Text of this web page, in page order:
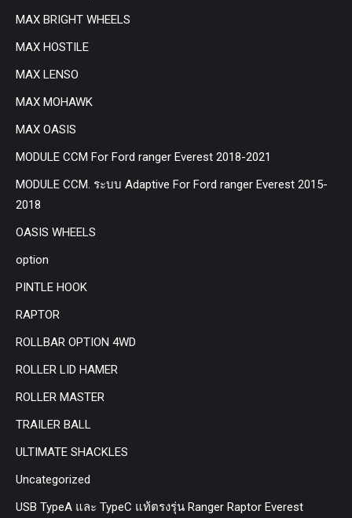
MAX BRIGHT WHEELS
MAX HOSTILE
MAX LENSO
MAX MOHAWK
MAX OASIS
MODULE CCM For Ford ranger Everest 2018-2021
MODULE CCM. ระบบ Adaptive For Ford ranger Everest 2015-
2018
OASIS WHEELS
option
PINTLE HOOK
RAPTOR
ROLLBAR OPTION 4WD
ROLLER LID HAMER
ROLLER MASTER
TRAILER BALL
ULTIMATE SHACKLES
Uncategorized
USB TypeA และ TypeC แท้ตรงรุ่น Ranger Raptor Everest